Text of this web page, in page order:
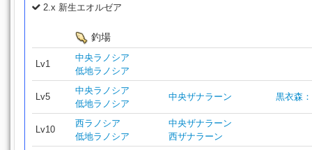
2.x 新生エオルゼア
釣場
Lv1
中央ラノシア
低地ラノシア
Lv5
中央ラノシア
低地ラノシア
中央ザナラーン 黒衣森
Lv10
西ラノシア
低地ラノシア
中央ザナラーン
西ザナラーン